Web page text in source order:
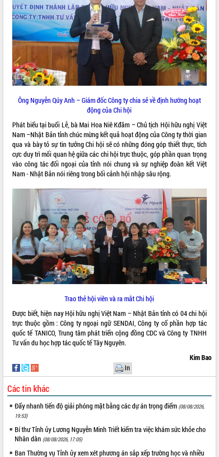
Rà soát, hoàn thiện hệ thống thiết chế
văn hóa, thể thao đáp ứng yêu cầu
phát triển mới
Thường trực HĐND tỉnh Đắk Lắk gặp
mặt Đoàn chuyên gia y tế TP. Hồ Chí
Minh
Lễ truy điệu và an táng hài cốt liệt sĩ
tại Nghĩa trang Liệt sĩ xã Sơn Hòa
xuất khẩu sầu riêng và triển khai quy
Thứ trưởng Bộ Nông nghiệp và Môi
trường Nguyễn Hoàng Hiệp khảo sát
vùng trồng và doanh nghiệp đóng gói
sầu riêng tại Đắk Lắk
Trình diễn nghệ thuật chế biến các
món ăn từ sầu riêng
Đắk Lắk công bố Quy hoạch và xúc
tiến đầu tư tỉnh
Ngành cá ngừ Đắk Lắk chủ động thích
ứng để giữ vững thị trường xuất khẩu
Diễn đàn Kinh tế tư nhân Việt Nam đột
phá cơ chế - Hợp tác công tư
Đề án 06 tạo bước ngoặt đột phá trong
cải cách hành chính tỉnh Đắk Lắk
Kết nối tour, đẩy mạnh chuyển đổi số
để phát triển du lịch Đắk Lắk
Khởi động Dự án Đầu tư xây dựng hạ
tầng kỹ thuật Cụm công nghiệp Tân
Tiến
Gặp mặt các cơ quan báo chí nhân Kỷ
niệm 101 năm Ngày Báo chí Cách
Đắk Lắk sơ kết 4 năm triển khai thực
hiện Đề án 06 của Chính phủ
Họp báo thông tin về Hội nghị Công bố
Quy hoạch và Xúc tiến đầu tư tỉnh Đắk
Lắk
Khơi thông điểm nghẽn, đẩy nhanh
giải ngân vốn khắc phục thiên tai
HĐND tỉnh thông qua điều chỉnh Quy
hoạch tỉnh thời kỳ 2021-2030
LIÊN KẾT WEB
THỐNG KÊ TRUY CẬP
Hôm nay: 14435
Ông Nguyễn Qúy Anh – Giám đốc Công ty chia sẻ về định hướng hoạt
động của Chi hội
Phát biểu tại buổi Lễ, bà Mai Hoa Niê Kđăm – Chủ tịch Hội hữu nghị Việt
Nam –Nhật Bản tỉnh chúc mừng kết quả hoạt động của Công ty thời gian
qua và bày tỏ sự tin tưởng Chi hội sẽ có những đóng góp thiết thực, tích
cực duy trì mối quan hệ giữa các chi hội trực thuộc, góp phần quan trọng
vào công tác đối ngoại của tỉnh nói chung và sự nghiệp đoàn kết Việt
Nam - Nhật Bản nói riêng trong bối cảnh hội nhập sâu rộng.
Trao thẻ hội viên và ra mắt Chi hội
Được biết, hiện nay Hội hữu nghị Việt Nam – Nhật Bản tỉnh có 04 chi hội
trực thuộc gồm : Công ty ngoại ngữ SENDAI, Công ty cổ phần hợp tác
quốc tế TANICO, Trung tâm phát triển cộng đồng CDC và Công ty TNHH
Tư vấn du học hợp tác quốc tế Tây Nguyên.
Kim Bao
In
Các tin khác
Đẩy nhanh tiến độ giải phóng mặt bằng các dự án trọng điểm (08/08/2026,
19:53)
Bí thư Tỉnh ủy Lương Nguyễn Minh Triết kiểm tra việc khám sức khỏe cho
Nhân dân (08/08/2026, 17:05)
Ban Thường vụ Tỉnh ủy xem xét phương án sắp xếp trường học và nhiều